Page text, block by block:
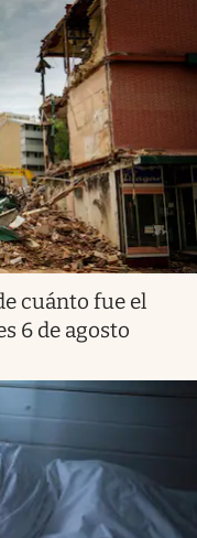
cuánto fue el
6 de agosto